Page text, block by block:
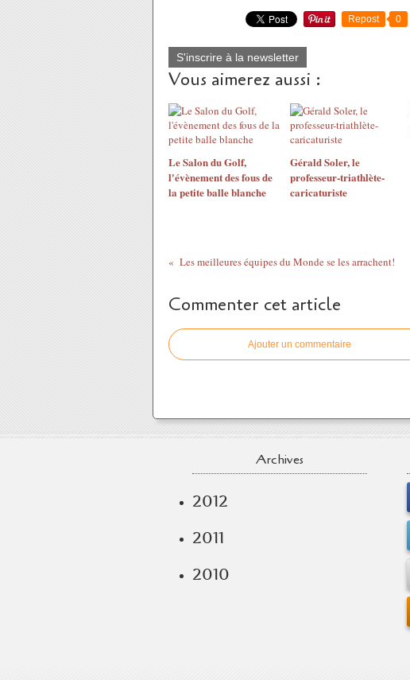
Repost 0
S'inscrire à la newsletter
Vous aimerez aussi :
Le Salon du Golf,
l'évènement des fous de
la petite balle blanche
Gérald Soler, le
professeur-triathlète-
caricaturiste
Les meilleures équipes du Monde se les arrachent!
Commenter cet article
Ajouter un commentaire
Archives
2012
2011
2010